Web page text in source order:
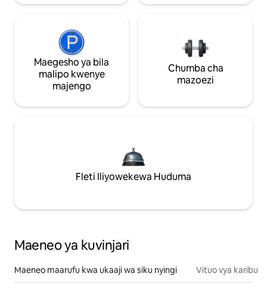
Maegesho ya bila
malipo kwenye
majengo
Chumba cha
mazoezi
Fleti Iliyowekewa Huduma
Maeneo ya kuvinjari
Maeneo maarufu kwa ukaaji wa siku nyingi Vituo vya karibu